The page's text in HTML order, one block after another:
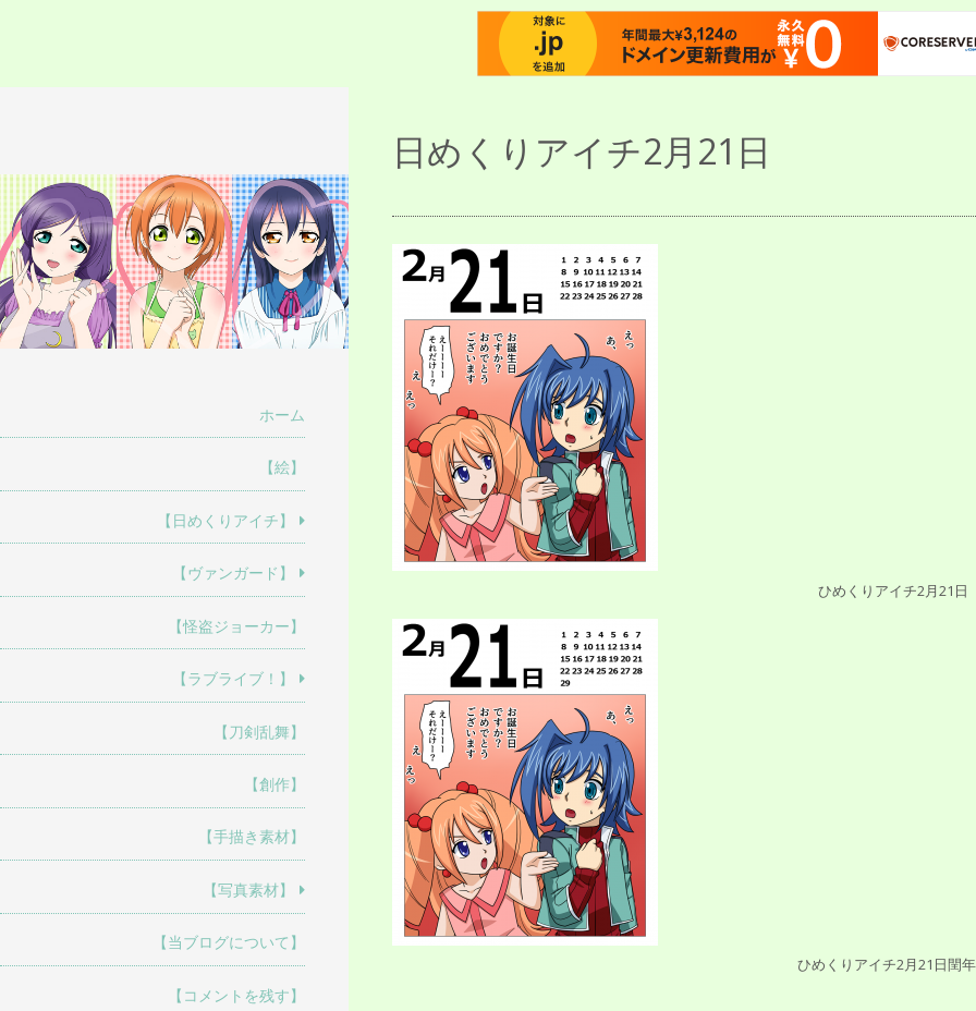
場
ホーム
【絵】
【日めくりアイチ】
【ヴァンガード】
【怪盗ジョーカー】
【ラブライブ！】
【刀剣乱舞】
【創作】
【手描き素材】
【写真素材】
【当ブログについて】
【コメントを残す】
日めくりアイチ2月21日
ひめくりアイチ2月21日
ひめくりアイチ2月21日閏